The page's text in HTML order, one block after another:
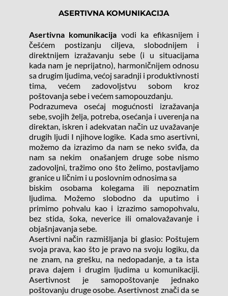
ASERTIVNA KOMUNIKACIJA
Asertivna komunikacija vodi ka efikasnijem i
češćem postizanju ciljeva, slobodnijem i
direktnijem izražavanju sebe (i u situacijama
kada nam je neprijatno), harmoničnijem odnosu
sa drugim ljudima, većoj saradnji i produktivnosti
tima, većem zadovoljstvu sobom kroz
poštovanja sebe i većem samopouzdanju.
Podrazumeva osećaj mogućnosti izražavanja
sebe, svojih želja, potreba, osećanja i uverenja na
direktan, iskren i adekvatan način uz uvažavanje
drugih ljudi I njihove logike.  Kada smo asertivni,
možemo da izrazimo da nam se neko sviđa, da
nam sa nekim  onašanjem druge sobe nismo
zadovoljni, tražimo ono što želimo, postavljamo
granice u ličnim i u poslovnim odnosima sa
biskim osobama kolegama ili nepoznatim
ljudima. Možemo slobodno da uputimo i
primimo pohvalu kao i izrazimo samopohvalu,
bez stida, šoka, neverice ili omalovažavanje i
objašnjavanja sebe.
Asertivni način razmišljanja bi glasio: Poštujem
svoja prava, kao što je pravo na svoju logiku, da
ne znam, na grešku, na nedopadanje, a ta ista
prava dajem i drugim ljudima u komunikaciji.
Asertivnost je samopoštovanje jednako
poštovanju druge osobe. Asertivnost znači da se